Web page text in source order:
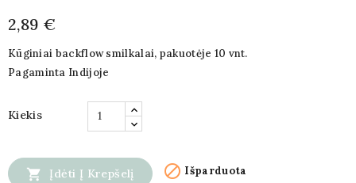
2,89 €
Kūginiai backflow smilkalai, pakuotėje 10 vnt.
Pagaminta Indijoje
Kiekis
 Įdėti Į Krepšelį  Išparduota